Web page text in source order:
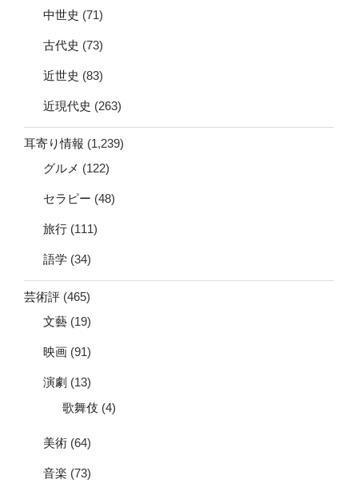
中世史 (71)
古代史 (73)
近世史 (83)
近現代史 (263)
耳寄り情報 (1,239)
グルメ (122)
セラピー (48)
旅行 (111)
語学 (34)
芸術評 (465)
文藝 (19)
映画 (91)
演劇 (13)
歌舞伎 (4)
美術 (64)
音楽 (73)